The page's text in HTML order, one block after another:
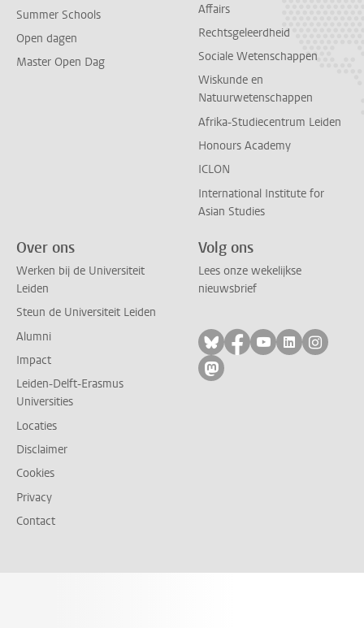
Summer Schools
Open dagen
Master Open Dag
Affairs
Rechtsgeleerdheid
Sociale Wetenschappen
Wiskunde en
Natuurwetenschappen
Afrika-Studiecentrum Leiden
Honours Academy
ICLON
International Institute for
Asian Studies
Over ons
Werken bij de Universiteit
Leiden
Steun de Universiteit Leiden
Alumni
Impact
Leiden-Delft-Erasmus
Universities
Locaties
Disclaimer
Cookies
Privacy
Contact
Volg ons
Lees onze wekelijkse
nieuwsbrief
Volg ons op bluesky
Volg ons op
Volg ons op
Volg ons
Volg
Volg ons op mastodon